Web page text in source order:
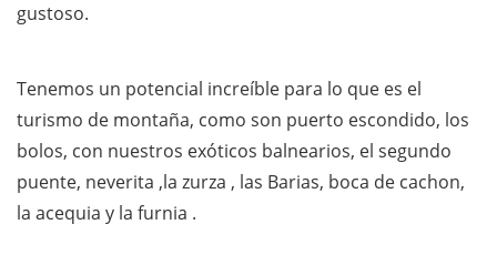
gustoso.
Tenemos un potencial increíble para lo que es el
turismo de montaña, como son puerto escondido, los
bolos, con nuestros exóticos balnearios, el segundo
puente, neverita ,la zurza , las Barias, boca de cachon,
la acequia y la furnia .